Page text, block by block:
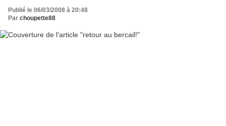
Publié le 06/03/2008 à 20:48
Par choupette88